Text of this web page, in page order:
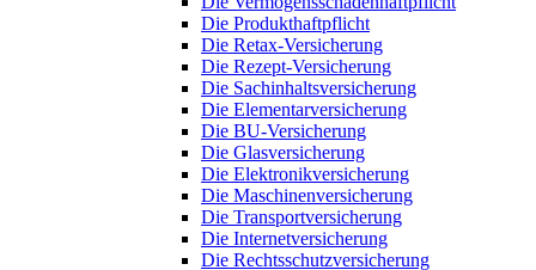
Die Produkthaftpflicht
Die Retax-Versicherung
Die Rezept-Versicherung
Die Sachinhaltsversicherung
Die Elementarversicherung
Die BU-Versicherung
Die Glasversicherung
Die Elektronikversicherung
Die Maschinenversicherung
Die Transportversicherung
Die Internetversicherung
Die Rechtsschutzversicherung